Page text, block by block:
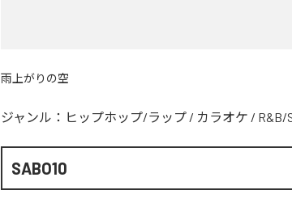
雨上がりの空
ジャンル： ヒップホップ/ラップ / カラオケ / R&B/
SABO10